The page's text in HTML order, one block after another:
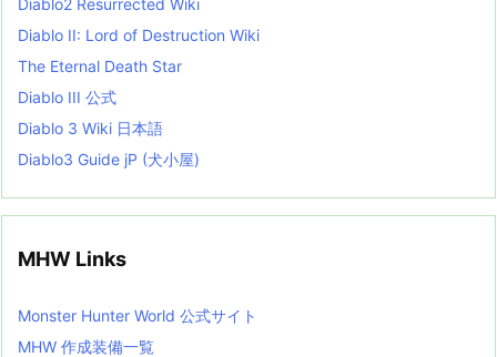
Diablo2 Resurrected Wiki
Diablo II: Lord of Destruction Wiki
The Eternal Death Star
Diablo III 公式
Diablo 3 Wiki 日本語
Diablo3 Guide jP (犬小屋)
MHW Links
Monster Hunter World 公式サイト
MHW 作成装備一覧